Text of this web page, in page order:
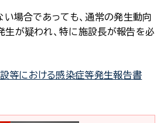
い場合であっても、通常の発生動向
生が疑われ、特に施設長が報告を必
等における感染症等発生報告書